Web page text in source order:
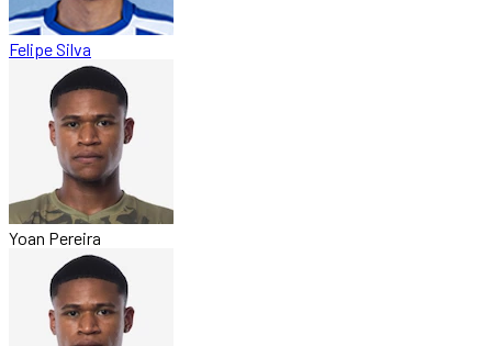
Felipe Silva
Yoan Pereira